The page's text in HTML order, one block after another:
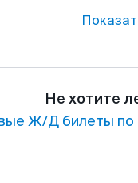
Не хотите
Ж/Д билеты по